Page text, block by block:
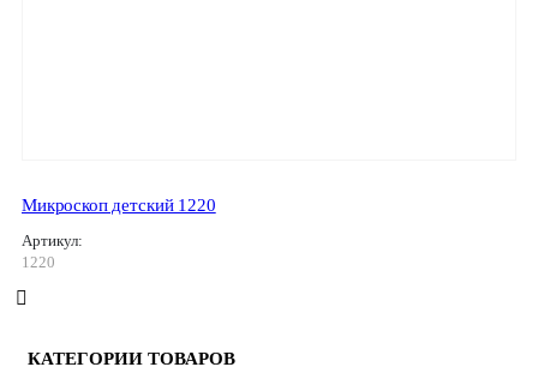
Микроскоп детский 1220
Артикул:
1220
КАТЕГОРИИ ТОВАРОВ